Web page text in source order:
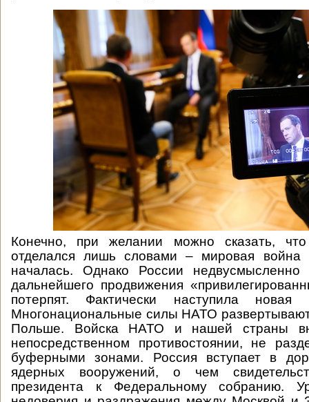
Конечно, при желании можно сказать,
отделался лишь словами – мировая война
началась. Однако России
дальнейшего продвижения
потерпят. Фактически наступила новая
Многонациональные силы НАТО
Польше. Войска НАТО и нашей страны
непосредственном противостоянии, не
буферными зонами. Россия вступает в
ядерных вооружений, о чем
президента к Федеральному собранию.